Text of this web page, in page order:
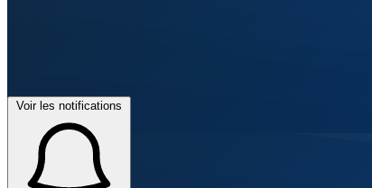
Voir les notifications